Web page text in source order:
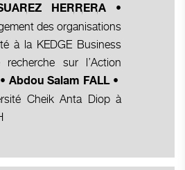
HERRERA •
des organisations
à la KEDGE Business
sur l’Action
• Abdou Salam FALL•
Cheik Anta Diop à